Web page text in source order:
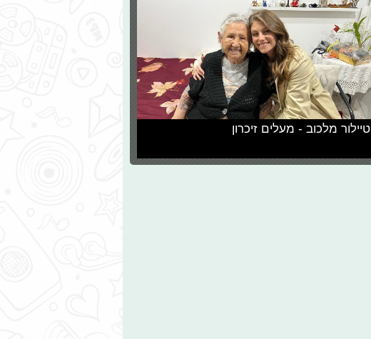
טיילור מלכוב - מעלים זיכרון